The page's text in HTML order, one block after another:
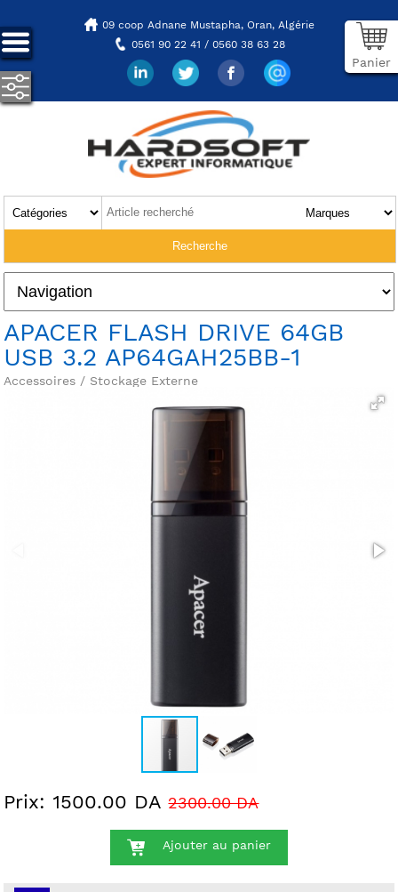
09 coop Adnane Mustapha, Oran, Algérie
0561 90 22 41 / 0560 38 63 28
Panier
APACER FLASH DRIVE 64GB
USB 3.2 AP64GAH25BB-1
Accessoires / Stockage Externe
Prix: 1500.00 DA 2300.00 DA
Ajouter au panier